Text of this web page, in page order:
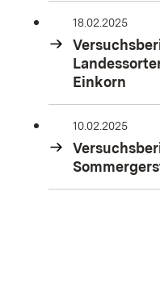
18.02.2025
Einkorn
10.02.2025